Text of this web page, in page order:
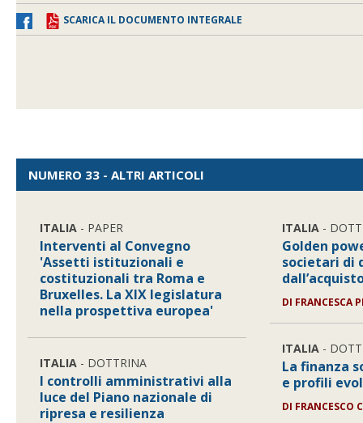
SCARICA IL DOCUMENTO INTEGRALE
NUMERO 33 - ALTRI ARTICOLI
ITALIA - PAPER
Interventi al Convegno
'Assetti istituzionali e
costituzionali tra Roma e
Bruxelles. La XIX legislatura
nella prospettiva europea'
ITALIA - DOTTRINA
I controlli amministrativi alla
luce del Piano nazionale di
ripresa e resilienza
ITALIA -
Golden
societari di
DI FRANCESCA
ITALIA -
La finanza
e profili
DI FRANCESCO